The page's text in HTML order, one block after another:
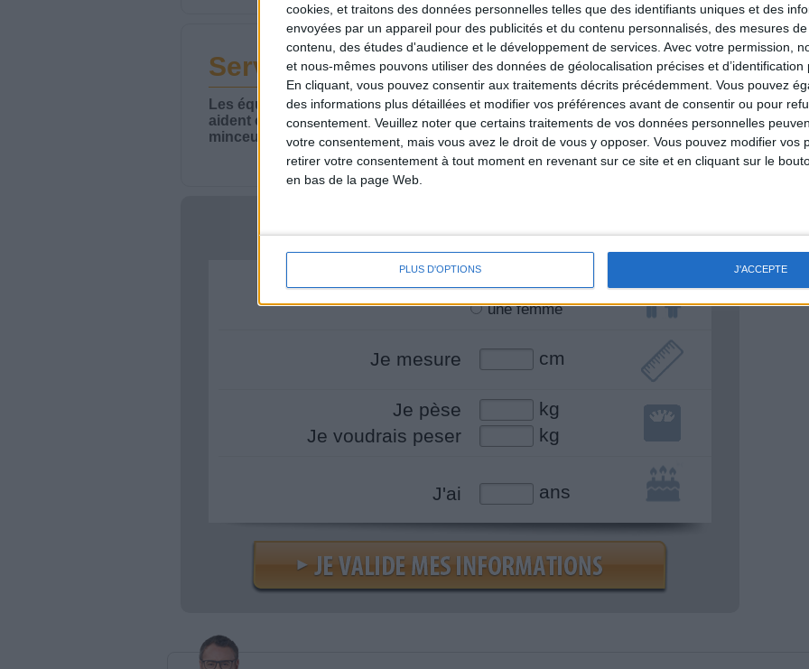
cookies, et traitons des données personnelles telles que des identifiants uniques et des
envoyées par un appareil pour des publicités et du contenu personnalisés, des mesures
contenu, des études d'audience et le développement de services. Avec votre permission,
et nous-mêmes pouvons utiliser des données de géolocalisation précises et d’identification
En cliquant, vous pouvez consentir aux traitements décrits précédemment. Vous pouvez
des informations plus détaillées et modifier vos préférences avant de consentir ou pour
consentement. Veuillez noter que certains traitements de vos données personnelles
votre consentement, mais vous avez le droit de vous y opposer. Vous pouvez modifier vos
retirer votre consentement à tout moment en revenant sur ce site et en cliquant sur le
en bas de la page Web.
PLUS D'OPTIONS J'ACCEPTE
Service-client & Motivation Voir tout
Les équipes du Service-client et de la Communauté Savoir Maigrir vous
aident chaque semaine à vous rapprocher sereinement de votre objectif
minceur.
Votre bilan minceur(env. 2 min)
Je suis
un homme
une femme
Je mesure cm
Je pèse
kg
Je voudrais peser
kg
J'ai ans